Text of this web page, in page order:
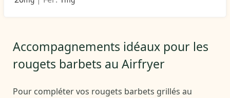
Accompagnements idéaux pour les
rougets barbets au Airfryer
Pour compléter vos rougets barbets grillés au